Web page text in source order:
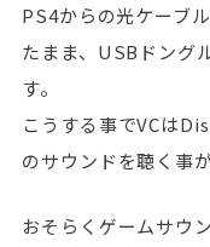
PS4からの光ケーブ
たまま、USBドング
す。
こうする事でVCは
のサウンドを聴く事
おそらくゲームサウ